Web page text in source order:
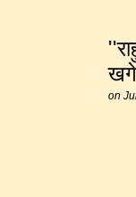
on